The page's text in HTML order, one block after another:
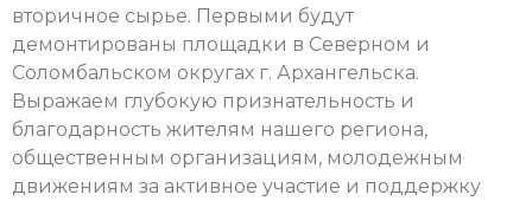
вторичное сырье. Первыми будут
демонтированы площадки в Северном и
Соломбальском округах г. Архангельска.
Выражаем глубокую признательность и
благодарность жителям нашего региона,
общественным организациям, молодежным
движениям за активное участие и поддержку